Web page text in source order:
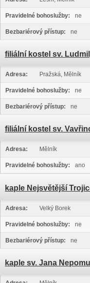
Pravidelné bohoslužby: ne
Bezbariérový přístup: ne
filiální kostel sv.
Adresa: Pražská, Mělník
Pravidelné bohoslužby: ne
Bezbariérový přístup: ne
filiální kostel sv.
Adresa: Mělník
Pravidelné bohoslužby: ano
kaple Nejsvětější
Adresa: Velký Borek
Pravidelné bohoslužby: ne
Bezbariérový přístup: ne
kaple sv. Jana